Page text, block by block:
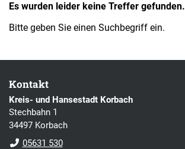
Es wurden leider keine Treffer gefunden.
Bitte geben Sie einen Suchbegriff ein.
Kontakt
Kreis- und Hansestadt Korbach
Stechbahn 1
34497 Korbach
05631 530